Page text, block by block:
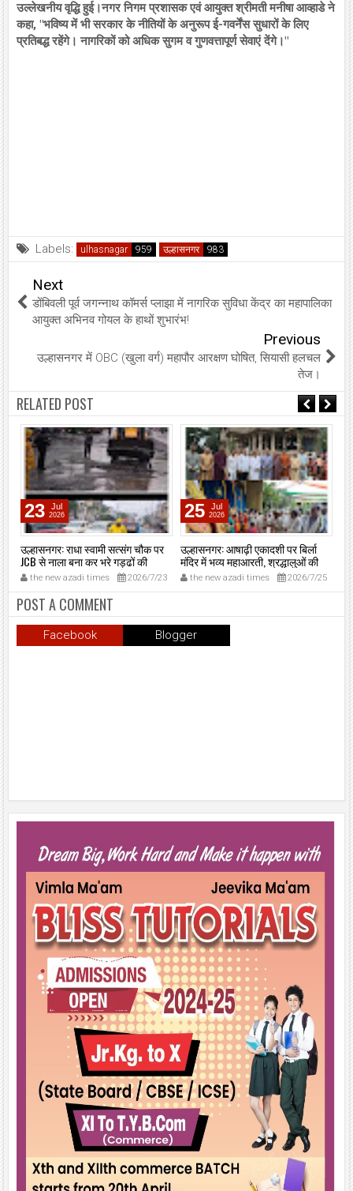
उल्लेखनीय वृद्धि हुई।नगर निगम प्रशासक एवं आयुक्त श्रीमती मनीषा आव्हाडे ने
कहा, "भविष्य में भी सरकार के नीतियों के अनुरूप ई-गवर्नेंस सुधारों के लिए
प्रतिबद्ध रहेंगे। नागरिकों को अधिक सुगम व गुणवत्तापूर्ण सेवाएं देंगे।"
Labels: ulhasnagar उल्हासनगर
Next
डोंबिवली पूर्व जगन्नाथ कॉमर्स प्लाझा में नागरिक सुविधा केंद्र का महापालिका
आयुक्त अभिनव गोयल के हाथों शुभारंभ!
Previous
उल्हासनगर में OBC (खुला वर्ग) महापौर आरक्षण घोषित, सियासी हलचल
तेज।
RELATED POST
23 Jul
2026
उल्हासनगर: राधा स्वामी सत्संग चौक पर
JCB से नाला बना कर भरे गड्ढों की
आपात मरम्मत, यातायात बहाल।
the new azadi times 2026/7/23
25 Jul
2026
उल्हासनगर: आषाढ़ी एकादशी पर बिर्ला
मंदिर में भव्य महाआरती, श्रद्धालुओं की
उमड़ी भीड़।
the new azadi times 2026/7/25
POST A COMMENT
Facebook Blogger